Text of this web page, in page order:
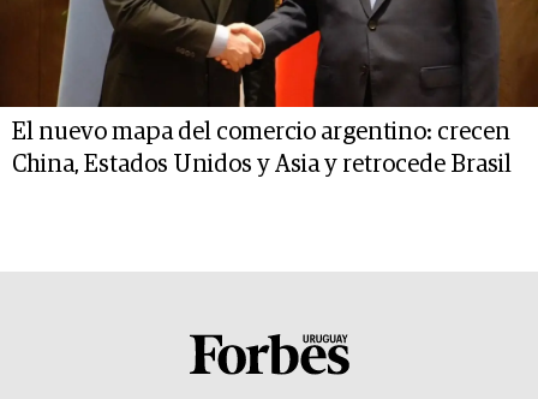
El nuevo mapa del comercio argentino: crecen
China, Estados Unidos y Asia y retrocede Brasil